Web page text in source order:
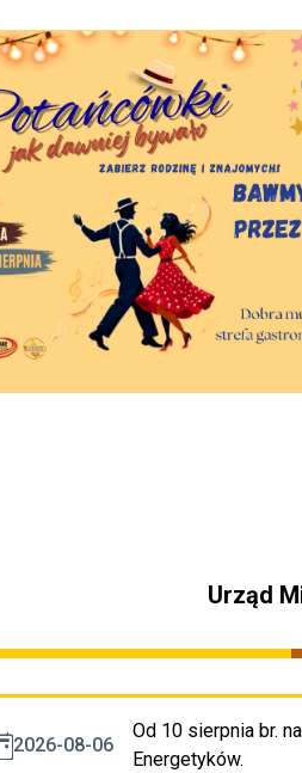
Urząd
2026-08-06
Od 10 sierpnia br.
Energetyków.